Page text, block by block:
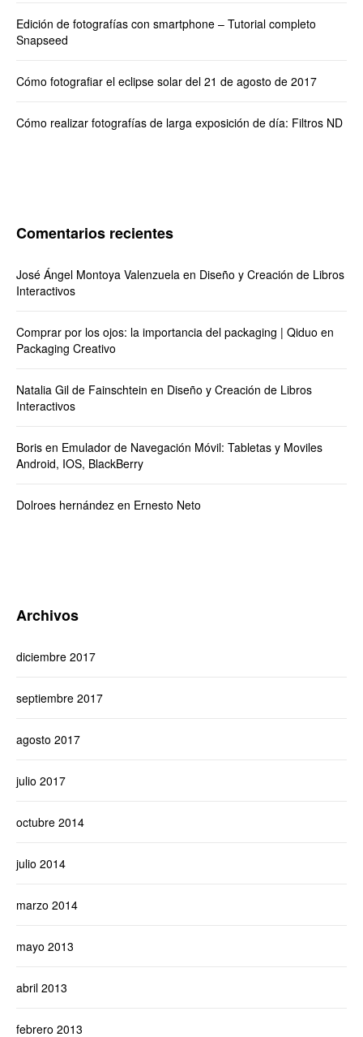
Edición de fotografías con smartphone – Tutorial completo
Snapseed
Cómo fotografiar el eclipse solar del 21 de agosto de 2017
Cómo realizar fotografías de larga exposición de día: Filtros ND
Comentarios recientes
José Ángel Montoya Valenzuela en Diseño y Creación de Libros
Interactivos
Comprar por los ojos: la importancia del packaging | Qiduo en
Packaging Creativo
Natalia Gil de Fainschtein en Diseño y Creación de Libros
Interactivos
Boris en Emulador de Navegación Móvil: Tabletas y Moviles
Android, IOS, BlackBerry
Dolroes hernández en Ernesto Neto
Archivos
diciembre 2017
septiembre 2017
agosto 2017
julio 2017
octubre 2014
julio 2014
marzo 2014
mayo 2013
abril 2013
febrero 2013